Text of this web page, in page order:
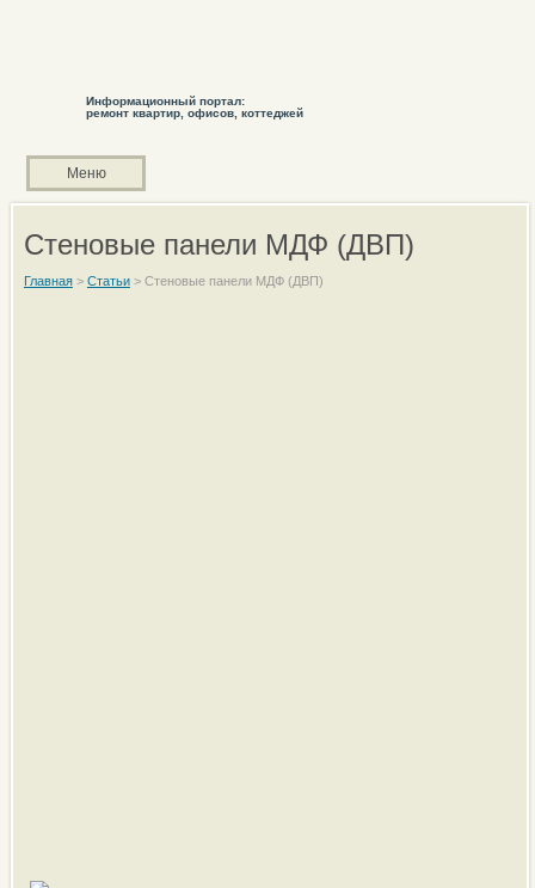
Информационный портал:
ремонт квартир, офисов, коттеджей
Меню
Стеновые панели МДФ (ДВП)
Главная> Статьи> Стеновые панели МДФ (ДВП)